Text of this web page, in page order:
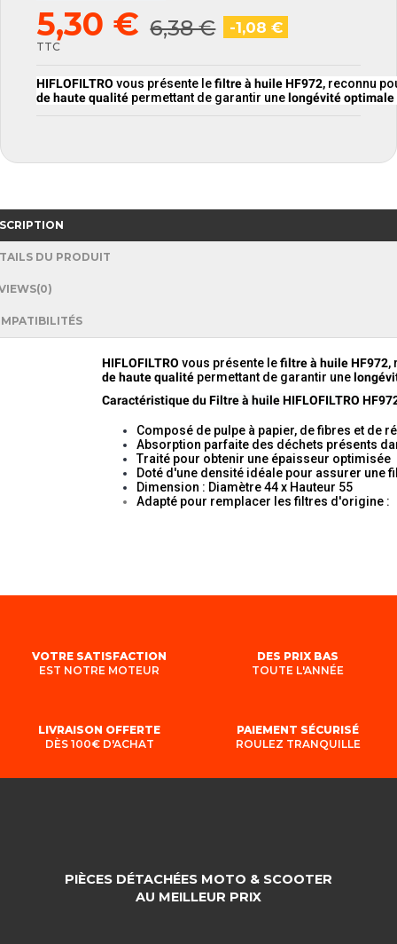
5,30 € 6,38 € -1,08 €
TTC
HIFLOFILTRO vous présente lefiltre à huile HF972, reconnu
de haute qualité permettant de garantir une longévité optimale
DU PRODUIT
(0)
HIFLOFILTRO vous présente lefiltre à huile HF972,
de haute qualité permettant de garantir une
Caractéristique duFiltre à huile HIFLOFILTRO
Composé de pulpe à papier, de fibres et de
Absorption parfaite des déchets présents
Traité pour obtenir une épaisseur optimisée
Doté d'une densité idéale pour assurer une
Dimension : Diamètre 44 x Hauteur 55
Adapté pour remplacer les filtres d'origine :
VOTRE SATISFACTION
EST NOTRE MOTEUR
DES PRIX BAS
TOUTE L'ANNÉE
LIVRAISON OFFERTE
DÈS 100€ D'ACHAT
PAIEMENT SÉCURISÉ
ROULEZ TRANQUILLE
PIÈCES DÉTACHÉES MOTO & SCOOTER
AU MEILLEUR PRIX